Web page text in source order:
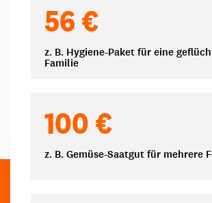
56 €
z. B. Hygiene-Paket für eine
Familie
100 €
z. B. Gemüse-Saatgut für mehrere